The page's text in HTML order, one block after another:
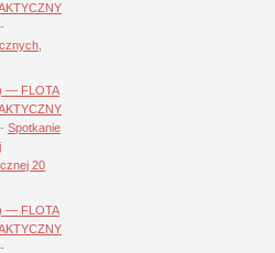
-
— FLOTA
- Spotkanie
20
— FLOTA
-